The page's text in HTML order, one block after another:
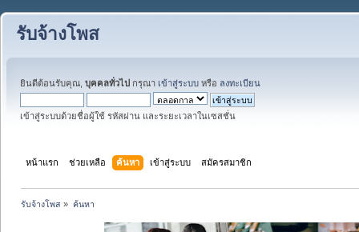
รับจ้างโพส
ยินดีต้อนรับคุณ, บุคคลทั่วไป กรุณา เข้าสู่ระบบ หรือ ลงทะเบียน
เข้าสู่ระบบด้วยชื่อผู้ใช้ รหัสผ่าน และระยะเวลาในเซสชั่น
หน้าแรก ช่วยเหลือ ค้นหา เข้าสู่ระบบ สมัครสมาชิก
รับจ้างโพส » ค้นหา